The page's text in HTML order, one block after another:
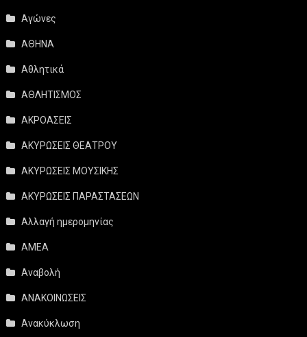
Αγώνες
ΑΘΗΝΑ
Αθλητικά
ΑΘΛΗΤΙΣΜΟΣ
ΑΚΡΟΑΣΕΙΣ
ΑΚΥΡΩΣΕΙΣ ΘΕΑΤΡΟΥ
ΑΚΥΡΩΣΕΙΣ ΜΟΥΣΙΚΗΣ
ΑΚΥΡΩΣΕΙΣ ΠΑΡΑΣΤΑΣΕΩΝ
Αλλαγή ημερομηνίας
ΑΜΕΑ
Αναβολή
ΑΝΑΚΟΙΝΩΣΕΙΣ
Ανακύκλωση